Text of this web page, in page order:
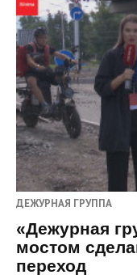
ДЕЖУРНАЯ ГРУППА
«Дежурная
мостом
переход